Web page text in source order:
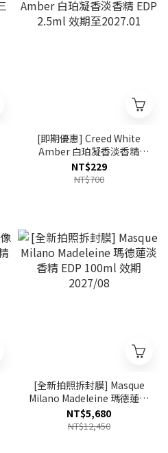
[即期優惠] Creed White
Amber 白珀凝香淡香精
EDP 2.5ml 效期至2027.01
NT$229
NT$700
[全新拍照拆封膜] Masque
Milano Madeleine 瑪德蓮淡
香精 EDP 100ml 效期
2027/08
NT$5,680
NT$12,450